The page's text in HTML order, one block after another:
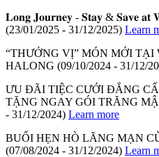
𝐋𝐨𝐧𝐠 𝐉𝐨𝐮𝐫𝐧𝐞𝐲 - 𝐒𝐭𝐚𝐲 & 𝐒𝐚𝐯𝐞
(23/01/2025 - 31/12/2025) Learn
“THƯỞNG VỊ” MÓN MỚI
HALONG (09/10/2024 - 31/12/
ƯU ĐÃI TIỆC CƯỚI ĐẲNG
TẶNG NGAY GÓI TRĂNG
- 31/12/2024) Learn more
BUỔI HẸN HÒ LÃNG MẠN
(07/08/2024 - 31/12/2024) Learn